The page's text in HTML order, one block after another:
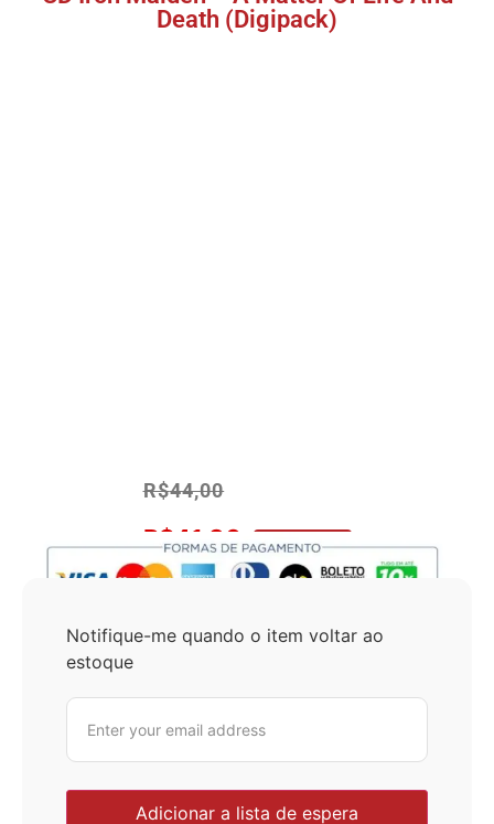
Death (Digipack)
R$44,00
R$41,80 No Pix 5% OFF
Notifique-me quando o item voltar ao
estoque